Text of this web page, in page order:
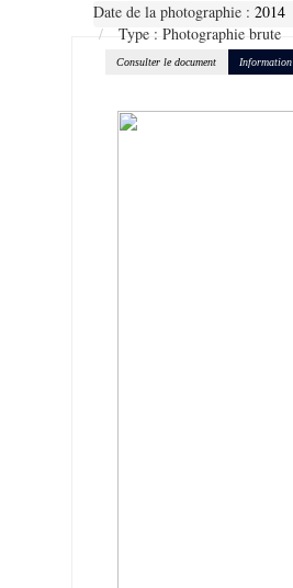
Date de la photographie : 2014
Type : Photographie brute
Consulter le document Information